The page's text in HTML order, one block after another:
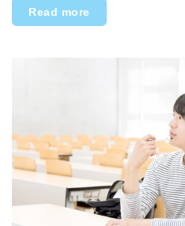
Read more